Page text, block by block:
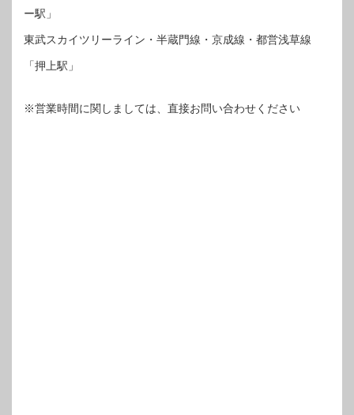
ー駅」
東武スカイツリーライン・半蔵門線・京成線・都営浅草線
「押上駅」
※営業時間に関しましては、直接お問い合わせください